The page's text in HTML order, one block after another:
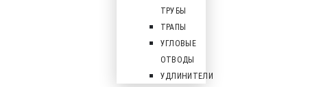
ТРУБЫ
ТРАПЫ
УГЛОВЫЕ
ОТВОДЫ
УДЛИНИТЕЛИ